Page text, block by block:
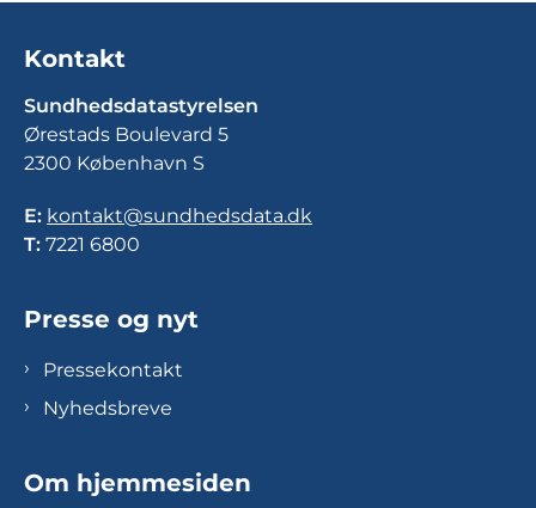
Kontakt
Sundhedsdatastyrelsen
Ørestads Boulevard 5
2300 København S
E: kontakt@sundhedsdata.dk
T: 7221 6800
Presse og nyt
Pressekontakt
Nyhedsbreve
Om hjemmesiden